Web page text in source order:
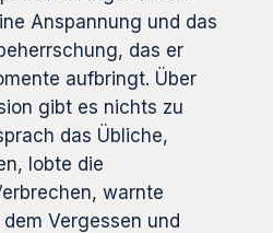
Anspannung und das
das er
aufbringt. Über
gibt es nichts zu
das Übliche,
lobte die
warnte
Vergessen und